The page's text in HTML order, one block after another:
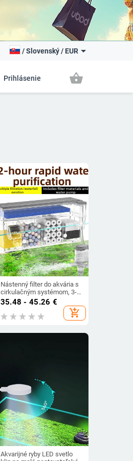
/Slovenský/ EUR
Prihlásenie shopping_basket
Nástenný filter do akvária s
cirkulačným systémom, 3-v-
1 oxigenácia a čistenie vody,
35.48 - 45.26 €
add_shopping_cart
Akvarijné ryby LED svetlo